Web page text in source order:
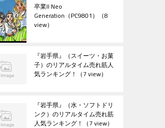
卒業II Neo
Generation（PC9801） （8
view）
『岩手県』（スイーツ・お菓
子）のリアルタイム売れ筋人
気ランキング！ （7 view）
『岩手県』（水・ソフトドリ
ンク）のリアルタイム売れ筋
人気ランキング！ （7 view）